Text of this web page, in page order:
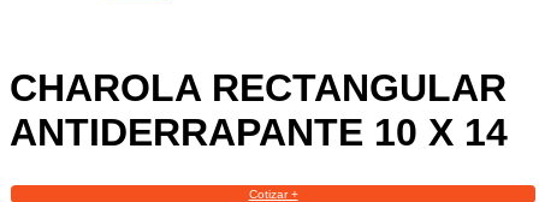
CHAROLA RECTANGULAR
ANTIDERRAPANTE 10 X 14
Cotizar +